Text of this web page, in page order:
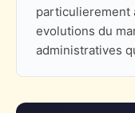
particulierement
evolutions du
administratives